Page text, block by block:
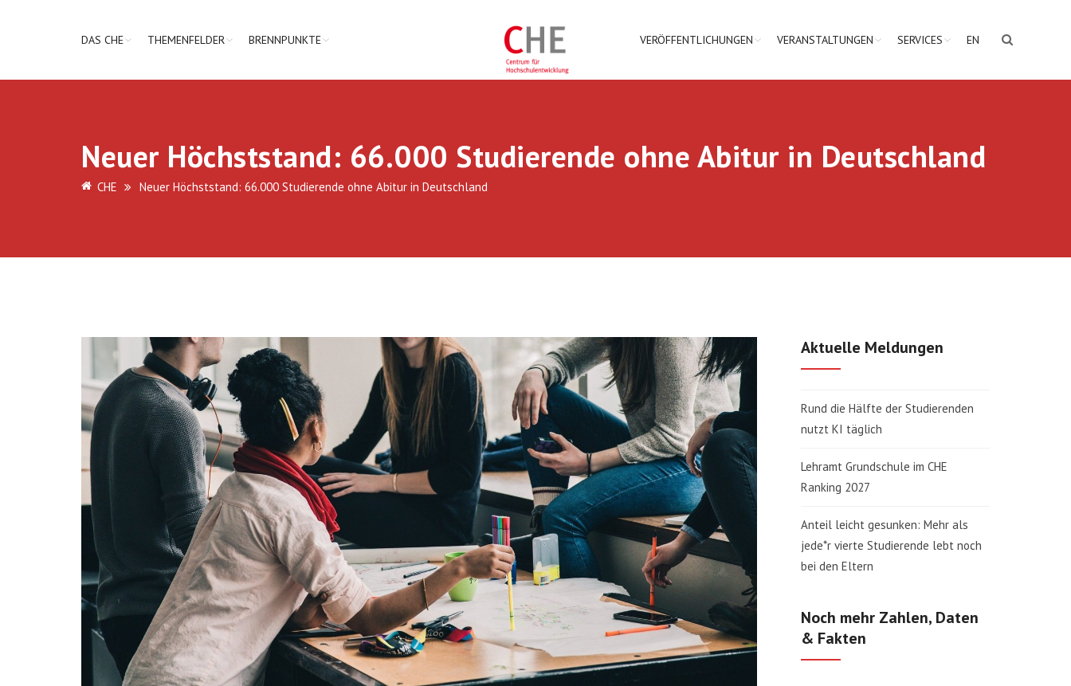
DAS CHE THEMENFELDER BRENNPUNKTE VERÖFFENTLICHUNGEN VERANSTALTUNGEN SERVICES EN
Neuer Höchststand: 66.000 Studierende ohne Abitur in Deutschland
CHE Neuer Höchststand: 66.000 Studierende ohne Abitur in Deutschland
Aktuelle Meldungen
Rund die Hälfte der Studierenden
nutzt KI täglich
Lehramt Grundschule im CHE
Ranking 2027
Anteil leicht gesunken: Mehr als
jede*r vierte Studierende lebt noch
bei den Eltern
Noch mehr Zahlen, Daten
& Fakten